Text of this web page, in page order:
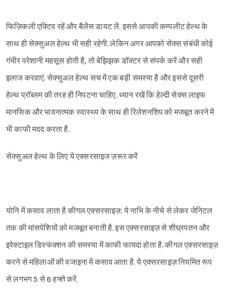
फिज़िकली एक्टिव रहें और बैलेंस डायट लें. इससे आपकी कम्पलीट हेल्थ के
साथ ही सेक्सुअल हेल्थ भी सही रहेगी. लेकिन अगर आपको सेक्स संबंधी कोई
गंभीर परेशानी महसूस होती है, तो बेझिझक डॉक्टर से संपर्क करें और सही
इलाज करवाएं. सेक्सुअल हेल्थ सच में एक बड़ी समस्या है और इससे दूसरी
हेल्थ प्रॉब्लम की तरह ही निपटना चाहिए. ध्यान रखें कि हेल्दी सेक्स लाइफ
मानसिक और भावनात्मक स्वास्थ्य के साथ ही रिलेशनशिप को मजबूत करने में
भी काफी मदद करता है.
सेक्सुअल हेल्थ के लिए ये एक्सरसाइज ज़रूर करें
योनि में कसाव लाता है कीगल एक्सरसाइज़: ये नाभि के नीचे से लेकर जेनिटल
तक की मांसपेशियों को मजबूत बनाती है. इस एक्सरसाइज़ से शीघ्रपतन और
इरेक्टाइल डिस्फंक्शन की समस्या में काफी फायदा होता है. कीगल एक्सरसाइज़
करने से महिलाओं की वजाइना में कसाव आता है. ये एक्सरसाइज़ नियमित रूप
से लगभग 5 से 6 हफ्ते करें.